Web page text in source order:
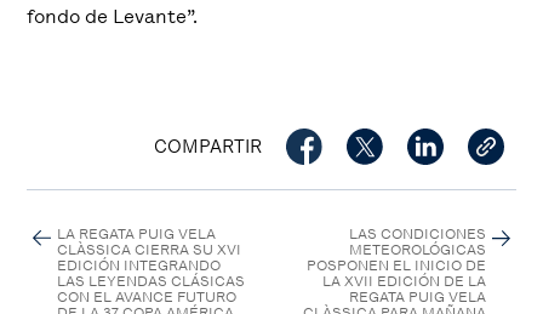
fondo de Levante”.
COMPARTIR
LA REGATA PUIG VELA
CLÀSSICA CIERRA SU XVI
EDICIÓN INTEGRANDO
LAS LEYENDAS CLÁSICAS
CON EL AVANCE FUTURO
LAS CONDICIONES
METEOROLÓGICAS
POSPONEN EL INICIO DE
LA XVII EDICIÓN DE LA
REGATA PUIG VELA